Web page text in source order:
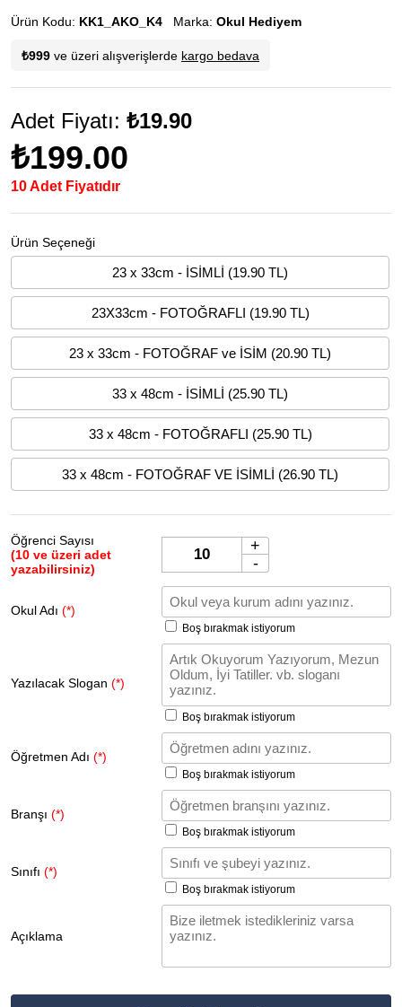
Ürün Kodu: KK1_AKO_K4 Marka: Okul Hediyem
₺999 ve üzeri alışverişlerde kargo bedava
Adet Fiyatı: ₺19.90
₺199.00
10 Adet Fiyatıdır
Ürün Seçeneği
23 x 33cm - İSİMLİ (19.90 TL)
23X33cm - FOTOĞRAFLI (19.90 TL)
23 x 33cm - FOTOĞRAF ve İSİM (20.90 TL)
33 x 48cm - İSİMLİ (25.90 TL)
33 x 48cm - FOTOĞRAFLI (25.90 TL)
33 x 48cm - FOTOĞRAF VE İSİMLİ (26.90 TL)
Öğrenci Sayısı
(10 ve üzeri adet
yazabilirsiniz)
+
-
Okul Adı (*)
Boş bırakmak istiyorum
Yazılacak Slogan (*)
Boş bırakmak istiyorum
Öğretmen Adı (*)
Boş bırakmak istiyorum
Branşı (*)
Boş bırakmak istiyorum
Sınıfı (*)
Boş bırakmak istiyorum
Açıklama